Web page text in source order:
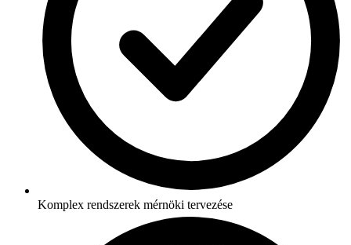
Komplex rendszerek mérnöki tervezése